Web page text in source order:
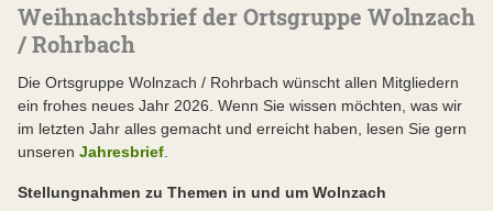
Weihnachtsbrief der Ortsgruppe Wolnzach
/ Rohrbach
Die Ortsgruppe Wolnzach / Rohrbach wünscht allen Mitgliedern
ein frohes neues Jahr 2026. Wenn Sie wissen möchten, was wir
im letzten Jahr alles gemacht und erreicht haben, lesen Sie gern
unseren Jahresbrief
Stellungnahmen zu Themen in und um Wolnzach